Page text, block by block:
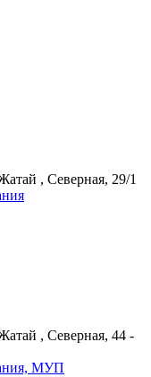
, Северная, 29/1
, Северная, 44 -
МУП